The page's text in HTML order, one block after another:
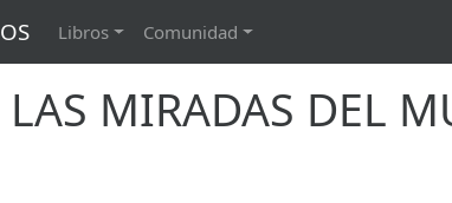
Libros Comunidad
LAS MIRADAS DEL